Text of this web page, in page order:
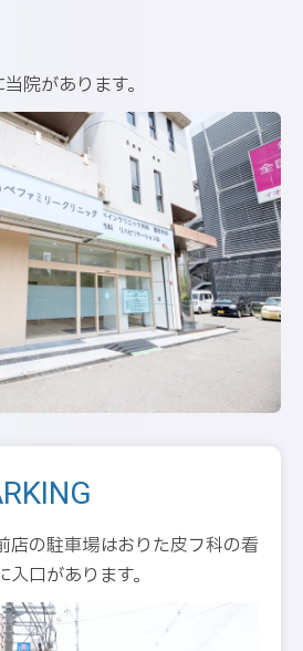
院があります。
店の駐車場はおりた皮フ科の看
口があります。